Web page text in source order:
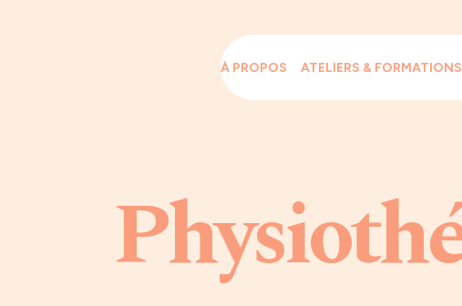
À PROPOS ATELIERS & FORMATIONS